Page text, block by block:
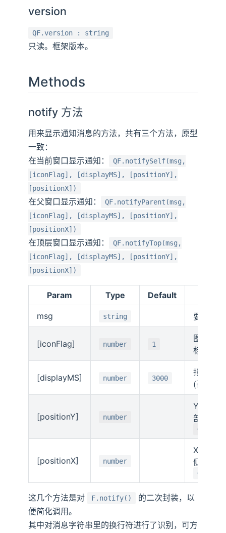
version
QF.version : string
只读。框架版本。
Methods
notify 方法
用来显示通知消息的方法，共有三个方法，原型
一致：
在当前窗口显示通知：
QF.notifySelf(msg,
[iconFlag], [displayMS], [positionY],
[positionX])
在父窗口显示通知：
QF.notifyParent(msg,
[iconFlag], [displayMS], [positionY],
[positionX])
在顶层窗口显示通知：
QF.notifyTop(msg,
[iconFlag], [displayMS], [positionY],
[positionX])
Param Type Default
msg string 要显示
[iconFlag] number 1
图标标
标, 1:信
[displayMS] number 3000
指定显
(毫秒),
[positionY] number
Y轴位置
部), 若
[positionX] number
X轴位置
侧), 若
这几个方法是对 F.notify()
的二次封装，以
便简化调用。
其中对消息字符串里的换行符进行了识别，可方